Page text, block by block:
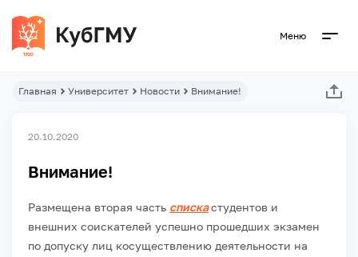
Меню
Главная Университет Новости Внимание!
20.10.2020
Внимание!
Размещена вторая часть спискастудентов и
внешних соискателей успешно прошедших экзамен
по допуску лиц косуществлению деятельности на